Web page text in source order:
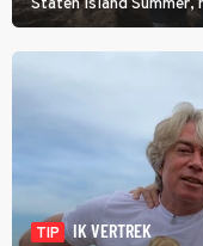
met werken.
TIP
IK VERTREK